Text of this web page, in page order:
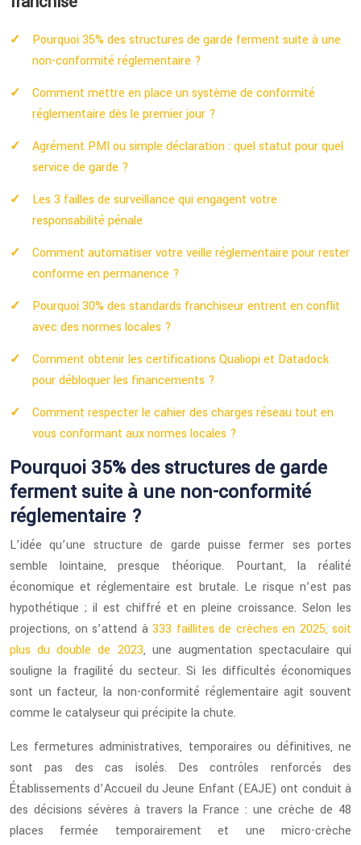
Pourquoi 35% des structures de garde ferment suite à une
non-conformité réglementaire ?
Comment mettre en place un système de conformité
réglementaire dès le premier jour ?
Agrément PMI ou simple déclaration : quel statut pour quel
service de garde ?
Les 3 failles de surveillance qui engagent votre
responsabilité pénale
Comment automatiser votre veille réglementaire pour rester
conforme en permanence ?
Pourquoi 30% des standards franchiseur entrent en conflit
avec des normes locales ?
Comment obtenir les certifications Qualiopi et Datadock
pour débloquer les financements ?
Comment respecter le cahier des charges réseau tout en
vous conformant aux normes locales ?
Pourquoi 35% des structures de garde
ferment suite à une non-conformité
réglementaire ?
L’idée qu’une structure de garde puisse fermer ses portes
semble lointaine, presque théorique. Pourtant, la réalité
économique et réglementaire est brutale. Le risque n’est pas
hypothétique ; il est chiffré et en pleine croissance. Selon les
projections, on s’attend à 333 faillites de crèches en 2025, soit
plus du double de 2023, une augmentation spectaculaire qui
souligne la fragilité du secteur. Si les difficultés économiques
sont un facteur, la non-conformité réglementaire agit souvent
comme le catalyseur qui précipite la chute.
Les fermetures administratives, temporaires ou définitives, ne
sont pas des cas isolés. Des contrôles renforcés des
Établissements d’Accueil du Jeune Enfant (EAJE) ont conduit à
des décisions sévères à travers la France : une crèche de 48
places fermée temporairement et une micro-crèche